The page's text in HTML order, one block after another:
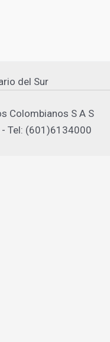
del Sur
Colombianos S A S
- Tel: (601)6134000